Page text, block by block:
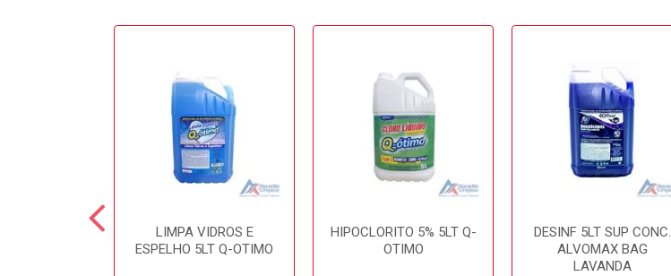
LIMPA VIDROS E
ESPELHO 5LT Q-OTIMO
HIPOCLORITO 5% 5LT Q-
OTIMO
DESINF 5LT SUP CONC.
ALVOMAX BAG
LAVANDA